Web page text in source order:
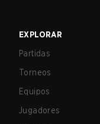
EXPLORAR
Partidas
Torneos
Equipos
Jugadores